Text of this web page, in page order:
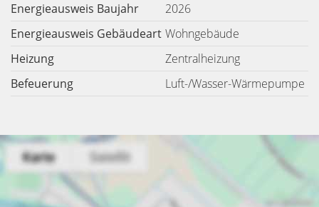
Energieausweis Baujahr
2026
Energieausweis Gebäudeart Wohngebäude
Heizung
Zentralheizung
Befeuerung
Luft-/Wasser-Wärmepumpe